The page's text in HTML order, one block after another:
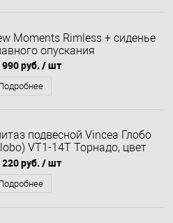
Moments Rimless + сиденье
опускания
990 руб. / шт
подвесной Vincea Глобо
VT1-14T Торнадо, цвет
ультратонкое
сиденье
220 руб. / шт